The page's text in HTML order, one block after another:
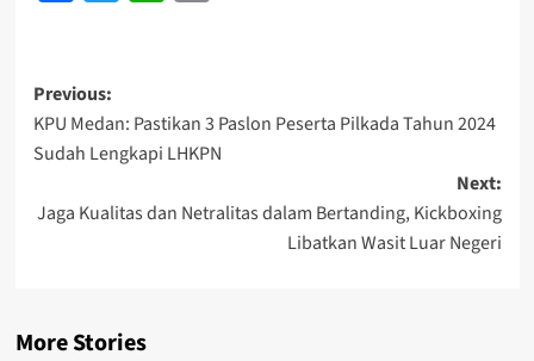
Post
navigation
Previous:
KPU Medan: Pastikan 3 Paslon Peserta Pilkada Tahun 2024
Sudah Lengkapi LHKPN
Next:
Jaga Kualitas dan Netralitas dalam Bertanding, Kickboxing
Libatkan Wasit Luar Negeri
More Stories